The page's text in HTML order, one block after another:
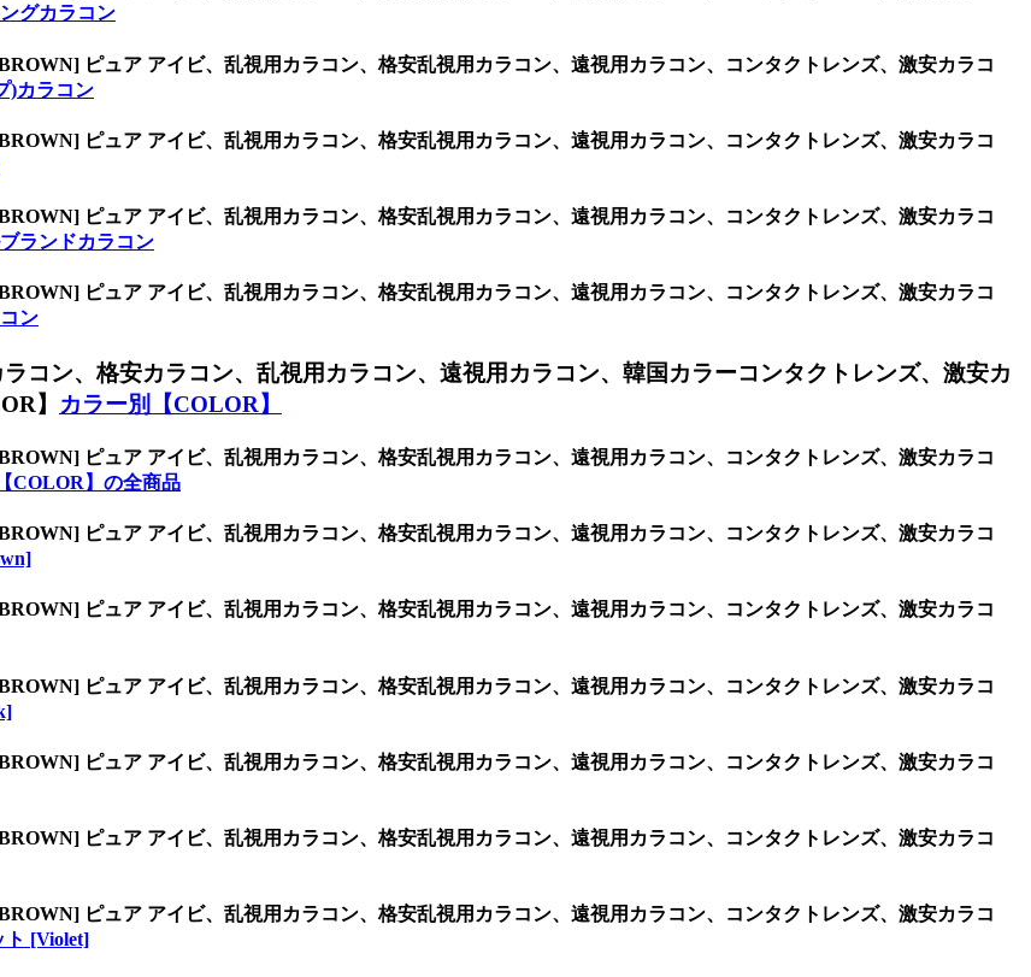
グカラコン
ピュア アイビ、乱視用カラコン、格安乱視用カラコン、遠視用カラコン、コンタクトレンズ、激安カラコ
)カラコン
ピュア アイビ、乱視用カラコン、格安乱視用カラコン、遠視用カラコン、コンタクトレンズ、激安カラコ
ピュア アイビ、乱視用カラコン、格安乱視用カラコン、遠視用カラコン、コンタクトレンズ、激安カラコ
ランドカラコン
ピュア アイビ、乱視用カラコン、格安乱視用カラコン、遠視用カラコン、コンタクトレンズ、激安カラコ
ン
コン、格安カラコン、乱視用カラコン、遠視用カラコン、韓国カラーコンタクトレンズ、激安カ
】 カラー別【COLOR】
ピュア アイビ、乱視用カラコン、格安乱視用カラコン、遠視用カラコン、コンタクトレンズ、激安カラコ
COLOR】の全商品
ピュア アイビ、乱視用カラコン、格安乱視用カラコン、遠視用カラコン、コンタクトレンズ、激安カラコ
ピュア アイビ、乱視用カラコン、格安乱視用カラコン、遠視用カラコン、コンタクトレンズ、激安カラコ
ピュア アイビ、乱視用カラコン、格安乱視用カラコン、遠視用カラコン、コンタクトレンズ、激安カラコ
ピュア アイビ、乱視用カラコン、格安乱視用カラコン、遠視用カラコン、コンタクトレンズ、激安カラコ
ピュア アイビ、乱視用カラコン、格安乱視用カラコン、遠視用カラコン、コンタクトレンズ、激安カラコ
ピュア アイビ、乱視用カラコン、格安乱視用カラコン、遠視用カラコン、コンタクトレンズ、激安カラコ
[Violet]